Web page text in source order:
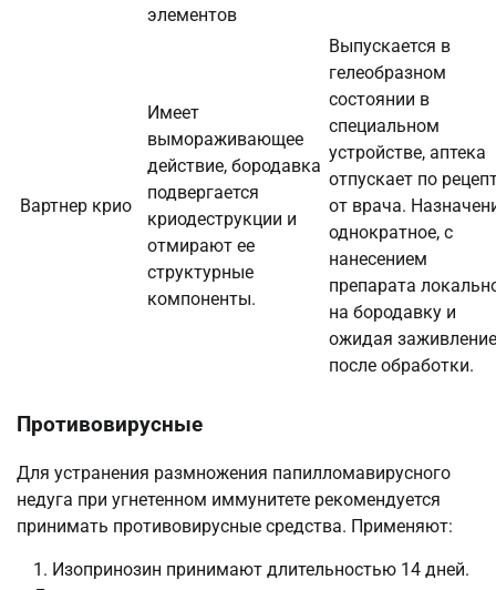
элементов
Вартнер крио
Имеет
вымораживающее
действие, бородавка
подвергается
криодеструкции и
отмирают ее
структурные
компоненты.
Выпускается в
гелеобразном
состоянии в
специальном
устройстве, аптека
отпускает по
от врача.
однократное, с
нанесением
препарата
на бородавку и
ожидая заживление
после обработки.
Противовирусные
Для устранения размножения папилломавирусного
недуга при угнетенном иммунитете рекомендуется
принимать противовирусные средства. Применяют:
Изопринозин принимают длительностью 14 дней.